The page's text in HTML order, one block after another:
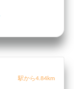
駅から4.84km